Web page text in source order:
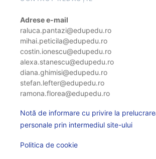
Adrese e-mail
raluca.pantazi@edupedu.ro
mihai.peticila@edupedu.ro
costin.ionescu@edupedu.ro
alexa.stanescu@edupedu.ro
diana.ghimisi@edupedu.ro
stefan.lefter@edupedu.ro
ramona.florea@edupedu.ro
Notă de informare cu privire la
personale prin intermediul site-ului
Politica de cookie